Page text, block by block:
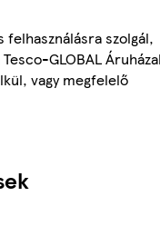
szolgál,
GLOBAL
vagy megfelelő